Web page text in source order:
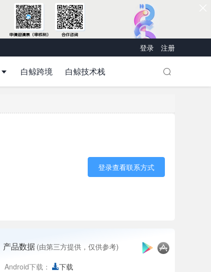
登录 注册
白鲸跨境 白鲸技术栈
登录查看联系方式
产品数据 (由第三方提供，仅供参考)
Android下载：
下载